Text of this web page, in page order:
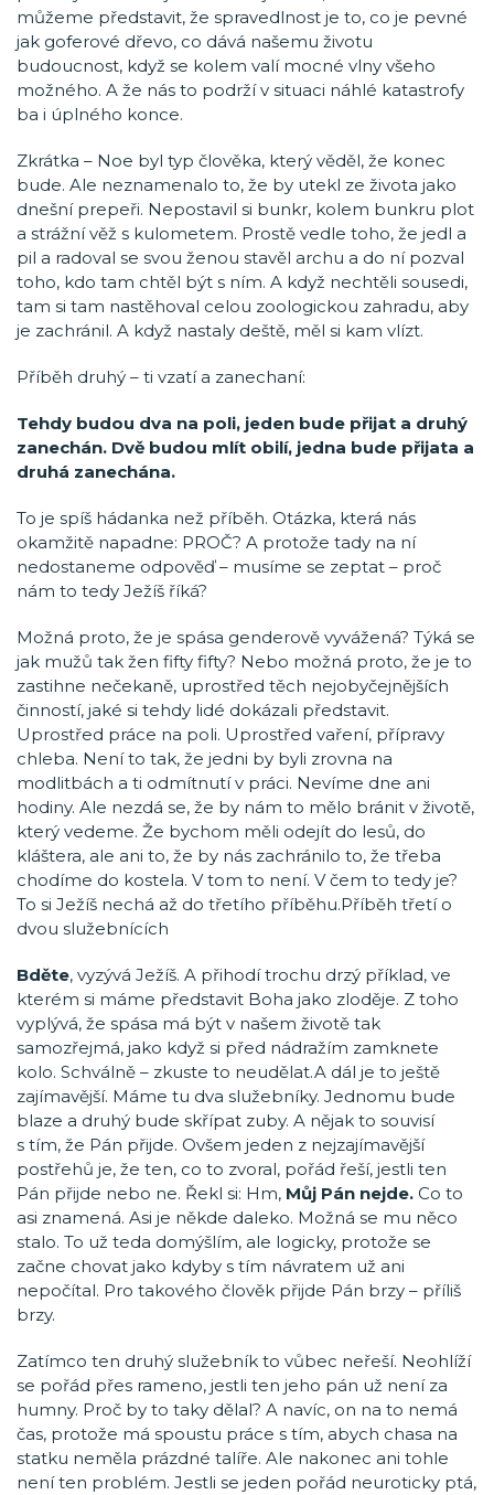
můžeme představit, že spravedlnost je to, co je pevné
jak goferové dřevo, co dává našemu životu
budoucnost, když se kolem valí mocné vlny všeho
možného. A že nás to podrží v situaci náhlé katastrofy
ba i úplného konce.
Zkrátka – Noe byl typ člověka, který věděl, že konec
bude. Ale neznamenalo to, že by utekl ze života jako
dnešní prepeři. Nepostavil si bunkr, kolem bunkru plot
a strážní věž s kulometem. Prostě vedle toho, že jedl a
pil a radoval se svou ženou stavěl archu a do ní pozval
toho, kdo tam chtěl být s ním. A když nechtěli sousedi,
tam si tam nastěhoval celou zoologickou zahradu, aby
je zachránil. A když nastaly deště, měl si kam vlízt.
Příběh druhý – ti vzatí a zanechaní:
Tehdy budou dva na poli, jeden bude přijat a druhý
zanechán. Dvě budou mlít obilí, jedna bude přijata a
druhá zanechána.
To je spíš hádanka než příběh. Otázka, která nás
okamžitě napadne: PROČ? A protože tady na ní
nedostaneme odpověď – musíme se zeptat – proč
nám to tedy Ježíš říká?
Možná proto, že je spása genderově vyvážená? Týká se
jak mužů tak žen fifty fifty? Nebo možná proto, že je to
zastihne nečekaně, uprostřed těch nejobyčejnějších
činností, jaké si tehdy lidé dokázali představit.
Uprostřed práce na poli. Uprostřed vaření, přípravy
chleba. Není to tak, že jedni by byli zrovna na
modlitbách a ti odmítnutí v práci. Nevíme dne ani
hodiny. Ale nezdá se, že by nám to mělo bránit v životě,
který vedeme. Že bychom měli odejít do lesů, do
kláštera, ale ani to, že by nás zachránilo to, že třeba
chodíme do kostela. V tom to není. V čem to tedy je?
To si Ježíš nechá až do třetího příběhu.Příběh třetí o
dvou služebnících
Bděte, vyzývá Ježíš. A přihodí trochu drzý příklad, ve
kterém si máme představit Boha jako zloděje. Z toho
vyplývá, že spása má být v našem životě tak
samozřejmá, jako když si před nádražím zamknete
kolo. Schválně – zkuste to neudělat.A dál je to ještě
zajímavější. Máme tu dva služebníky. Jednomu bude
blaze a druhý bude skřípat zuby. A nějak to souvisí
s tím, že Pán přijde. Ovšem jeden z nejzajímavější
postřehů je, že ten, co to zvoral, pořád řeší, jestli ten
Pán přijde nebo ne. Řekl si: Hm, Můj Pán nejde. Co to
asi znamená. Asi je někde daleko. Možná se mu něco
stalo. To už teda domýšlím, ale logicky, protože se
začne chovat jako kdyby s tím návratem už ani
nepočítal. Pro takového člověk přijde Pán brzy – příliš
brzy.
Zatímco ten druhý služebník to vůbec neřeší. Neohlíží
se pořád přes rameno, jestli ten jeho pán už není za
humny. Proč by to taky dělal? A navíc, on na to nemá
čas, protože má spoustu práce s tím, abych chasa na
statku neměla prázdné talíře. Ale nakonec ani tohle
není ten problém. Jestli se jeden pořád neuroticky ptá,